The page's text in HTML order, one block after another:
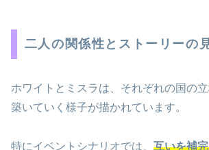
二人の関係性とストーリーの
ホワイトとミスラは、それぞれの国の
築いていく様子が描かれています。
特にイベントシナリオでは、 互いを補